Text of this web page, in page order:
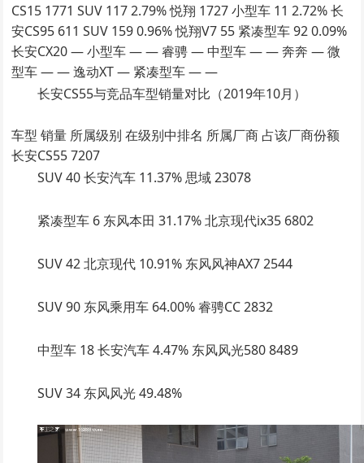
CS15 1771 SUV 117 2.79% 悦翔 1727 小型车 11 2.72% 长
安CS95 611 SUV 159 0.96% 悦翔V7 55 紧凑型车 92 0.09%
长安CX20 — 小型车 — — 睿骋 — 中型车 — — 奔奔 — 微
型车 — — 逸动XT — 紧凑型车 — —
长安CS55与竞品车型销量对比（2019年10月）
车型 销量 所属级别 在级别中排名 所属厂商 占该厂商份额
长安CS55 7207
SUV 40 长安汽车 11.37% 思域 23078
紧凑型车 6 东风本田 31.17% 北京现代ix35 6802
SUV 42 北京现代 10.91% 东风风神AX7 2544
SUV 90 东风乘用车 64.00% 睿骋CC 2832
中型车 18 长安汽车 4.47% 东风风光580 8489
SUV 34 东风风光 49.48%